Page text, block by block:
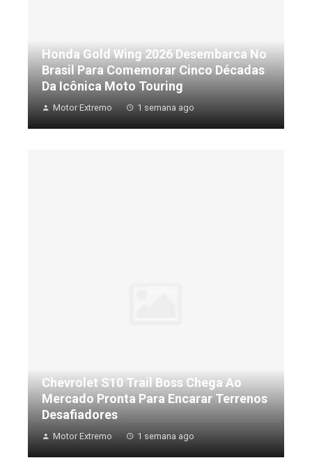
Honda Gold Wing 2026 Desembarca No
Brasil Para Comemorar Cinco Décadas
Da Icônica Moto Touring
Motor Extremo 1 semana ago
Chevrolet S10 Trail Boss Chega Ao
Mercado Pronta Para Encarar Terrenos
Desafiadores
Motor Extremo 1 semana ago